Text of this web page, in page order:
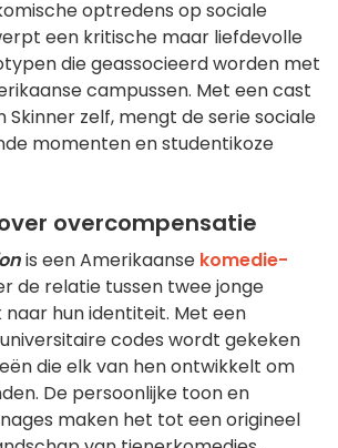
optredens op sociale
een kritische maar liefdevolle
die geassocieerd worden met
campussen. Met een cast
Skinner zelf, mengt de serie sociale
momenten en studentikoze
overcompensatie
is een Amerikaanse komedie-
de relatie tussen twee jonge
naar hun identiteit. Met een
codes wordt gekeken
die elk van hen ontwikkelt om
De persoonlijke toon en
maken het tot een origineel